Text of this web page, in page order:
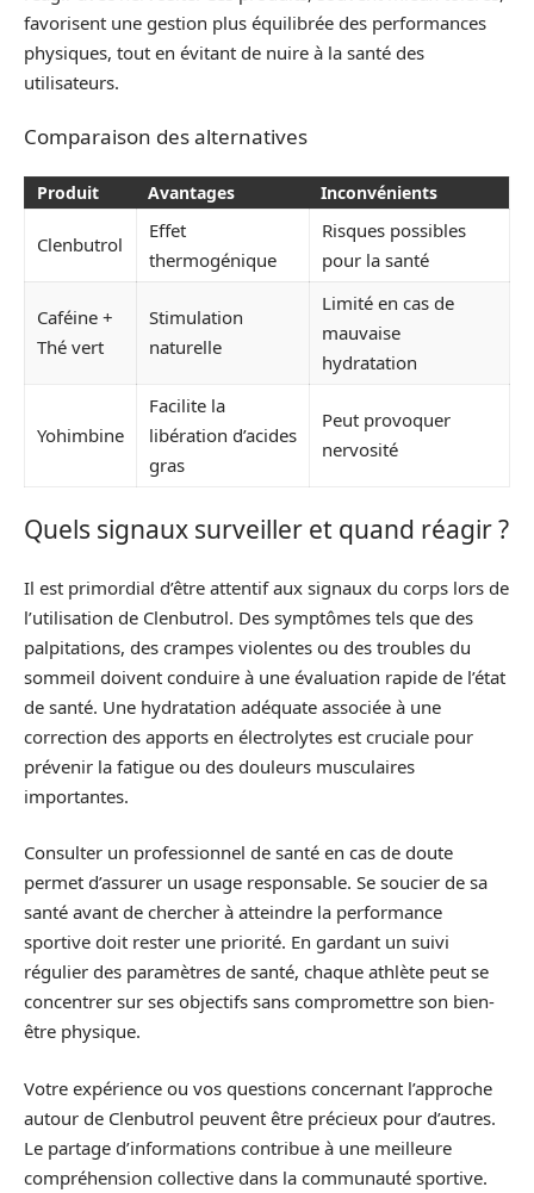
favorisent une gestion plus équilibrée des performances
physiques, tout en évitant de nuire à la santé des
utilisateurs.
Comparaison des alternatives
Produit Avantages Inconvénients
Clenbutrol
Effet
thermogénique
Risques possibles
pour la santé
Caféine +
Thé vert
Stimulation
naturelle
Limité en cas de
mauvaise
hydratation
Yohimbine
Facilite la
libération d’acides
gras
Peut provoquer
nervosité
Quels signaux surveiller et quand réagir ?
Il est primordial d’être attentif aux signaux du corps lors de
l’utilisation de Clenbutrol. Des symptômes tels que des
palpitations, des crampes violentes ou des troubles du
sommeil doivent conduire à une évaluation rapide de l’état
de santé. Une hydratation adéquate associée à une
correction des apports en électrolytes est cruciale pour
prévenir la fatigue ou des douleurs musculaires
importantes.
Consulter un professionnel de santé en cas de doute
permet d’assurer un usage responsable. Se soucier de sa
santé avant de chercher à atteindre la performance
sportive doit rester une priorité. En gardant un suivi
régulier des paramètres de santé, chaque athlète peut se
concentrer sur ses objectifs sans compromettre son bien-
être physique.
Votre expérience ou vos questions concernant l’approche
autour de Clenbutrol peuvent être précieux pour d’autres.
Le partage d’informations contribue à une meilleure
compréhension collective dans la communauté sportive.